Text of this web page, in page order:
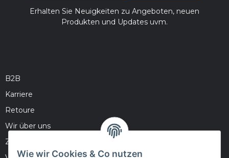
Erhalten Sie Neuigkeiten zu Angeboten, neuen
Produkten und Updates uvm.
B2B
Karriere
Retoure
Wir über uns
Zahlungsmöglichkeiten
Wie wir Cookies & Co nutzen